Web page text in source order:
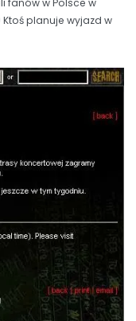
Ktoś planuje wyjazd w